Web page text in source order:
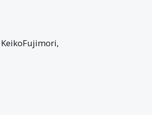
KeikoFujimori,